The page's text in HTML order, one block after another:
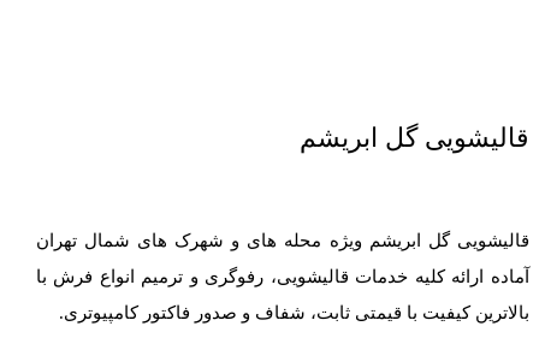
قالیشویی گل ابریشم
قالیشویی گل ابریشم ویژه محله های و شهرک های شمال تهران
آماده ارائه کلیه خدمات قالیشویی، رفوگری و ترمیم انواع فرش با
بالاترین کیفیت با قیمتی ثابت، شفاف و صدور فاکتور کامپیوتری.